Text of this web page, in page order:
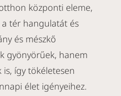
központi eleme,
tér hangulatát és
és mészkő
gyönyörűek, hanem
így tökéletesen
élet igényeihez.